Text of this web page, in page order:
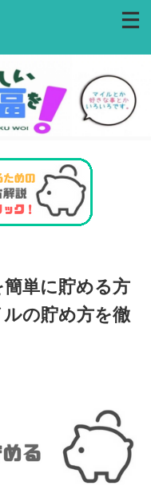
単に貯める方
の貯め方を徹